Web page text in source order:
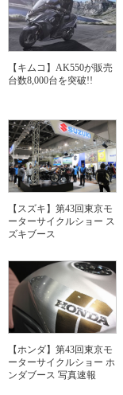
【キムコ】AK550が販売
台数8,000台を突破!!
【スズキ】第43回東京モ
ーターサイクルショー ス
ズキブース
【ホンダ】第43回東京モ
ーターサイクルショー ホ
ンダブース 写真速報